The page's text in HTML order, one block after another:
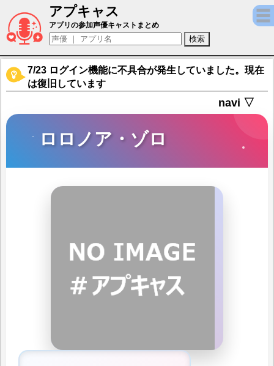
アプキャス
ロロノア・ゾロ（声優：中井和哉)【ONE
アプリの参加声優キャストまとめ
7/23 ログイン機能に不具合が発生していました。現在
は復旧しています
navi ▽
ロロノア・ゾロ